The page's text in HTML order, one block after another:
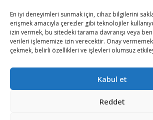
En iyi deneyimleri sunmak için, cihaz bilgilerini
erişmek amacıyla çerezler gibi teknolojiler
izin vermek, bu sitedeki tarama davranışı veya
verileri işlememize izin verecektir. Onay vermemek
çekmek, belirli özellikleri ve işlevleri olumsuz
Kabul et
Reddet
Savunma Sanayii
Hava Platformları
Kara Platformları
Deniz Platformları
İnsansız Sistemler
Kategoriler
Siber Güvenlik
Teknoloji
Röportajlar
Politika
Dosya Haber